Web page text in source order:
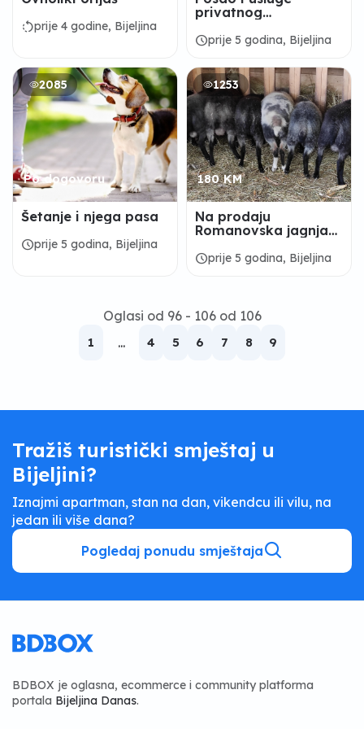
rotate_leftprije 4 godine, Bijeljina
privatnog
scheduleprije 5 godina, Bijeljina
2085
Po dogovoru
Šetanje i njega pasa
scheduleprije 5 godina, Bijeljina
1253
180 KM
Na prodaju
Romanovska jagnjad,
Dvorovi
scheduleprije 5 godina, Bijeljina
Oglasi od 96 - 106 od 106
1 ... 4 5 6 7 8 9
Tražiš turistički smještaj u
Bijeljini?
Iznajmi apartman, stan na dan, vikendcu ili vilu, na
jedan ili više dana?
Pogledaj ponudu smještaja
BDBOX je oglasna, ecommerce i community platforma
portala Bijeljina Danas.